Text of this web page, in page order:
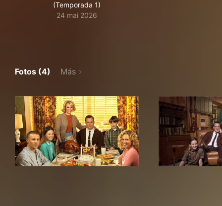
(Temporada 1)
24 mai 2026
Fotos (4) Más